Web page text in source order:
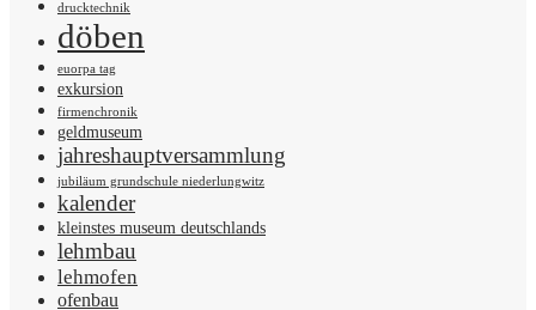
drucktechnik
döben
euorpa tag
exkursion
firmenchronik
geldmuseum
jahreshauptversammlung
jubiläum grundschule niederlungwitz
kalender
kleinstes museum deutschlands
lehmbau
lehmofen
ofenbau